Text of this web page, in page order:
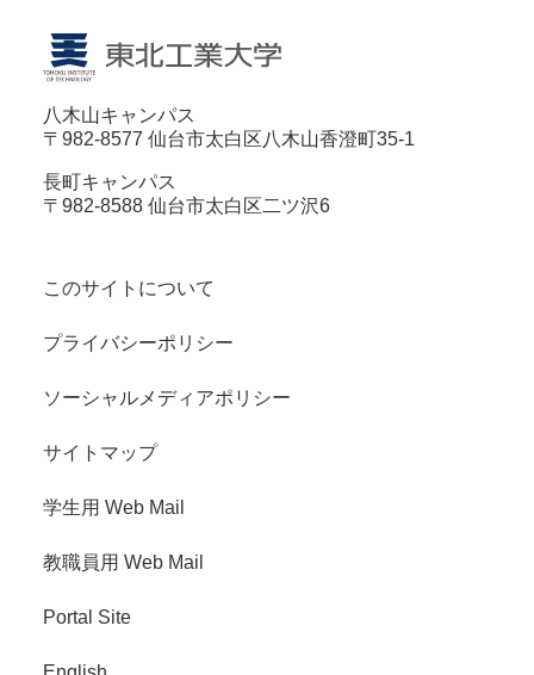
八木山キャンパス
〒982-8577 仙台市太白区八木山香澄町35-1
長町キャンパス
〒982-8588 仙台市太白区二ツ沢6
このサイトについて
プライバシーポリシー
ソーシャルメディアポリシー
サイトマップ
学生用 Web Mail
教職員用 Web Mail
Portal Site